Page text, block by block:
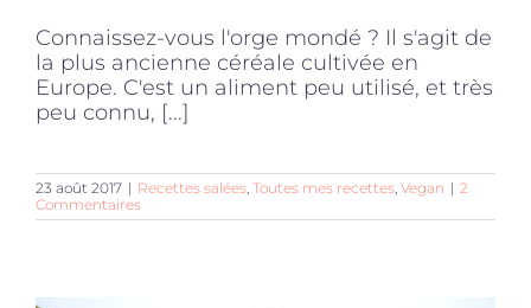
Connaissez-vous l'orge mondé ? Il s'agit de
la plus ancienne céréale cultivée en
Europe. C'est un aliment peu utilisé, et très
peu connu, [...]
23 août 2017 | Recettes salées, Toutes mes recettes, Vegan | 2
Commentaires